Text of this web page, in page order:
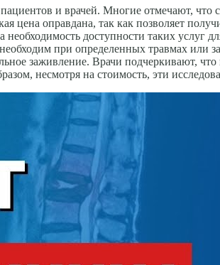
и врачей. Многие отмечают, что
цена оправдана, так как позволяет
доступности таких услуг
при определенных травмах или
заживление. Врачи подчеркивают,
несмотря на стоимость, эти